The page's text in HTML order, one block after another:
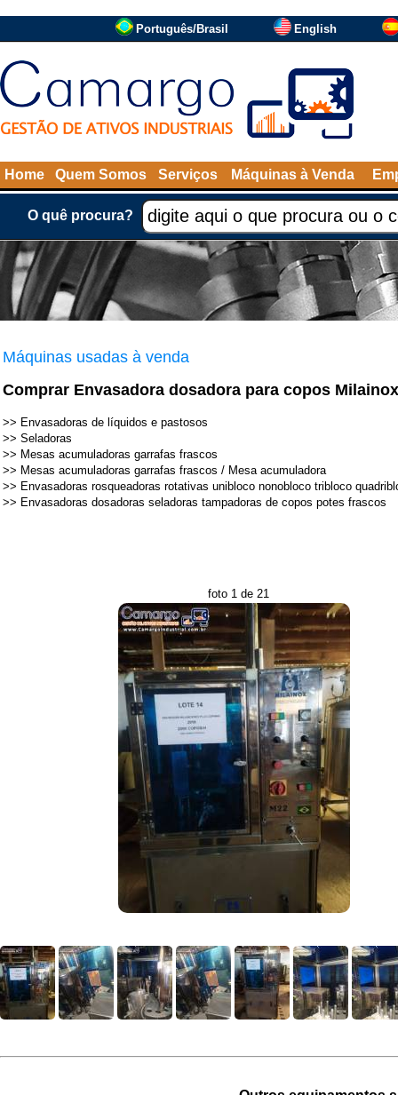
Português/Brasil English
Home Quem Somos Serviços Máquinas à Venda
O quê procura?
Máquinas usadas à venda
Comprar Envasadora dosadora para copos
>> Envasadoras de líquidos e pastosos
>> Seladoras
>> Mesas acumuladoras garrafas frascos
>> Mesas acumuladoras garrafas frascos / Mesa acumuladora
>> Envasadoras rosqueadoras rotativas unibloco nonobloco tribloco
>> Envasadoras dosadoras seladoras tampadoras de copos potes frascos
foto 1 de 21